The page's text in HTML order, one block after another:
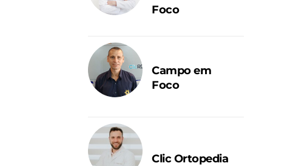
Foco
Campo em
Foco
Clic Ortopedia